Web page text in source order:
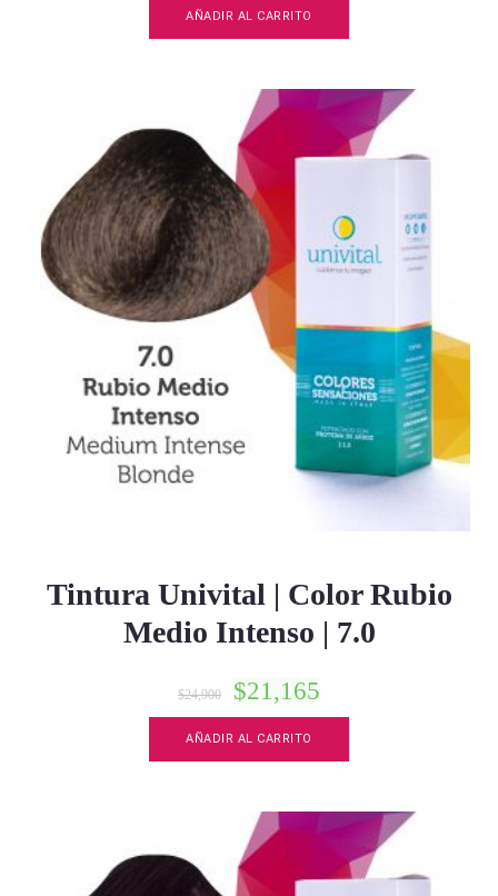
AÑADIR AL CARRITO
Tintura Univital | Color Rubio
Medio Intenso | 7.0
$24,900 $21,165
AÑADIR AL CARRITO